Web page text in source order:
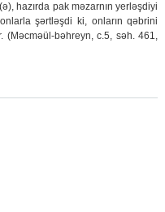
hazırda pak məzarnın yerləşdiyi
şərtləşdi ki, onların qəbrini
(Məcməül-bəhreyn, c.5, səh. 461,